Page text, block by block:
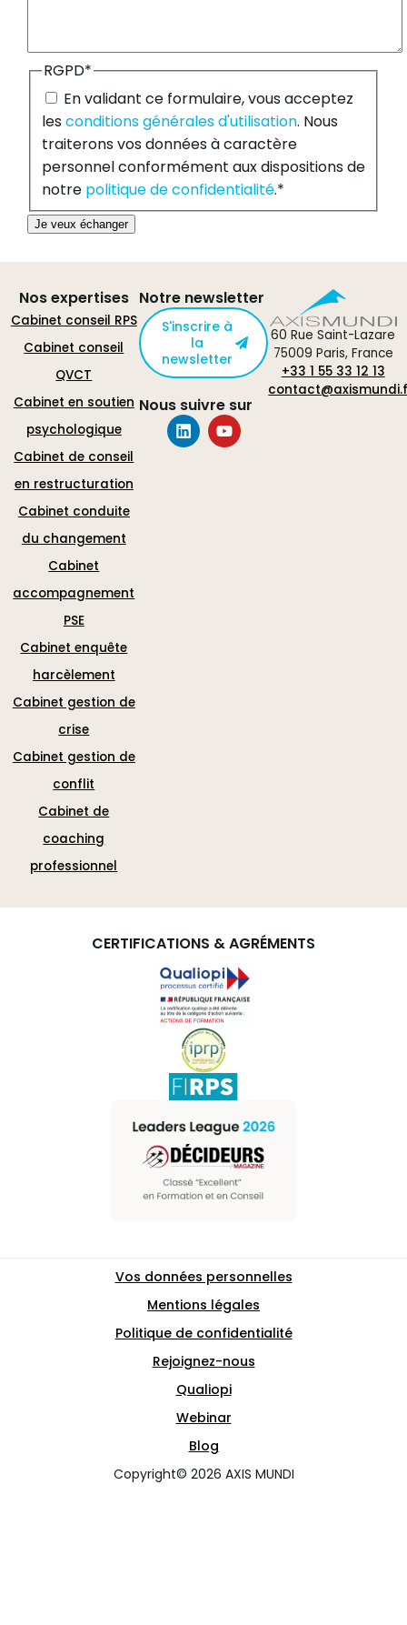
RGPD*
En validant ce formulaire, vous acceptez
lesconditions générales d'utilisation. Nous
traiterons vos données à caractère
personnel conformément aux dispositions de
notre politique de confidentialité.*
Je veux échanger
60 Rue Saint-Lazare
75009 Paris, France
+33 1 55 33 12 13
Nos expertises
Cabinet conseil RPS
Cabinet conseil
QVCT
Cabinet en soutien
psychologique
Cabinet de conseil
en restructuration
Cabinet conduite
du changement
Cabinet
accompagnement
PSE
Cabinet enquête
harcèlement
Cabinet gestion de
crise
Cabinet gestion de
conflit
Cabinet de
coaching
professionnel
Notre newsletter
S'inscrire à
la
newsletter
Nous suivre sur
CERTIFICATIONS & AGRÉMENTS
Vos données personnelles
Mentions légales
Politique de confidentialité
Rejoignez-nous
Qualiopi
Webinar
Blog
Copyright© 2026 AXIS MUNDI